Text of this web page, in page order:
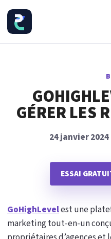
GÉRER LES
24 janvier
ESSAI
GoHighLevelest une
marketing tout-en-un